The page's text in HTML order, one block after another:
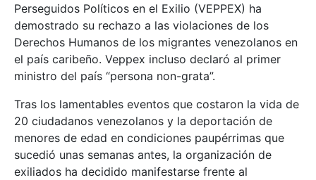
Perseguidos Políticos en el Exilio (VEPPEX) ha
demostrado su rechazo a las violaciones de los
Derechos Humanos de los migrantes venezolanos en
el país caribeño. Veppex incluso declaró al primer
ministro del país “persona non-grata”.
Tras los lamentables eventos que costaron la vida de
20 ciudadanos venezolanos y la deportación de
menores de edad en condiciones paupérrimas que
sucedió unas semanas antes, la organización de
exiliados ha decidido manifestarse frente al